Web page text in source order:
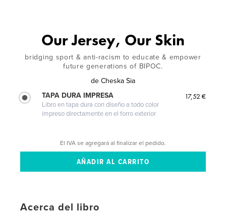
Our Jersey, Our Skin
bridging sport & anti-racism to educate & empower
future generations of BIPOC.
de Cheska Sia
TAPA DURA IMPRESA
Libro en tapa dura con diseño a todo color
impreso directamente en el forro exterior
17,52 €
El IVA se agregará al finalizar el pedido.
Acerca del libro